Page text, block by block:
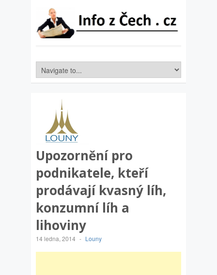
Upozornění pro
podnikatele, kteří
prodávají kvasný líh,
konzumní líh a
lihoviny
14 ledna, 2014 - Louny